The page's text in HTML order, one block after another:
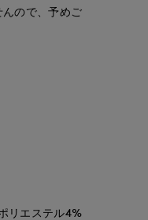
ので、予めご
リエステル4%